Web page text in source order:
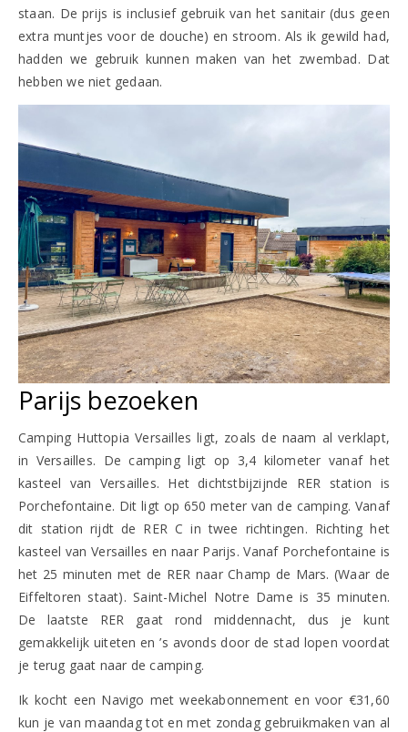
staan. De prijs is inclusief gebruik van het sanitair (dus geen
extra muntjes voor de douche) en stroom. Als ik gewild had,
hadden we gebruik kunnen maken van het zwembad. Dat
hebben we niet gedaan.
Parijs bezoeken
Camping Huttopia Versailles ligt, zoals de naam al verklapt,
in Versailles. De camping ligt op 3,4 kilometer vanaf het
kasteel van Versailles. Het dichtstbijzijnde RER station is
Porchefontaine. Dit ligt op 650 meter van de camping. Vanaf
dit station rijdt de RER C in twee richtingen. Richting het
kasteel van Versailles en naar Parijs. Vanaf Porchefontaine is
het 25 minuten met de RER naar Champ de Mars. (Waar de
Eiffeltoren staat). Saint-Michel Notre Dame is 35 minuten.
De laatste RER gaat rond middennacht, dus je kunt
gemakkelijk uiteten en ’s avonds door de stad lopen voordat
je terug gaat naar de camping.
Ik kocht een Navigo met weekabonnement en voor €31,60
kun je van maandag tot en met zondag gebruikmaken van al